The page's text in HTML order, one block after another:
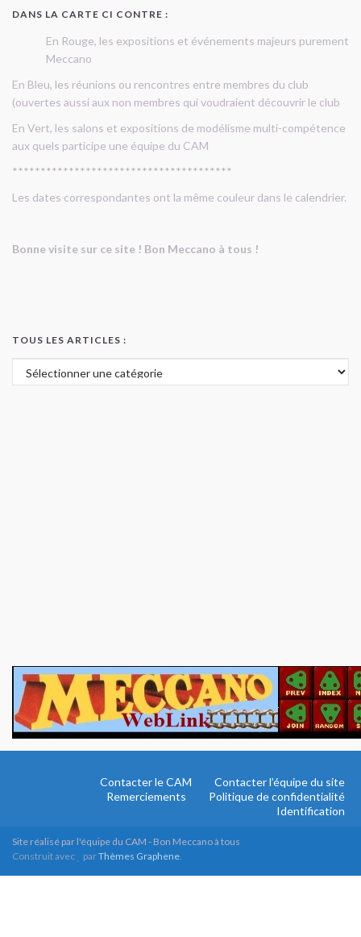
DANS LA CARTE CI CONTRE :
En Rouge, les expositions et événements majeurs purement
Meccano
En Bleu, les réunions ou rencontres entre membres du club
(ouvertes aussi aux non membres qui voudraient découvrir le club
En Vert, les salons et expositions de modélisme multi-compétence
aux quels participe une équipe du CAM
***************************************
Les dates correspondantes ont la même couleur dans le calendrier.
Bonne visite sur ce site ! Bon Meccano à tous !
TOUS LES ARTICLES :
Tous les articles :
Contacter le CAM
Contacter l’équipe du site
Remerciements
Politique de confidentialité
Identification
Site réalisé par l'équipe du CAM - Bon Meccano à tous
Construit avec
parThèmes Graphene